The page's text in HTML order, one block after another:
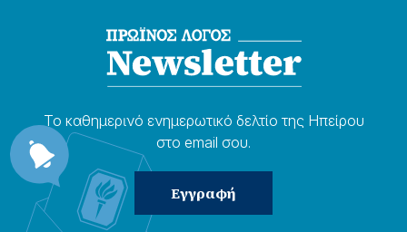
Το καθημερɩνό ενημερωτɩκό δελτίο της Ηπείρου
στο email σου.